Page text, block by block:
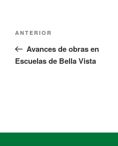
ANTERIOR
Avances de obras en
Escuelas de Bella Vista